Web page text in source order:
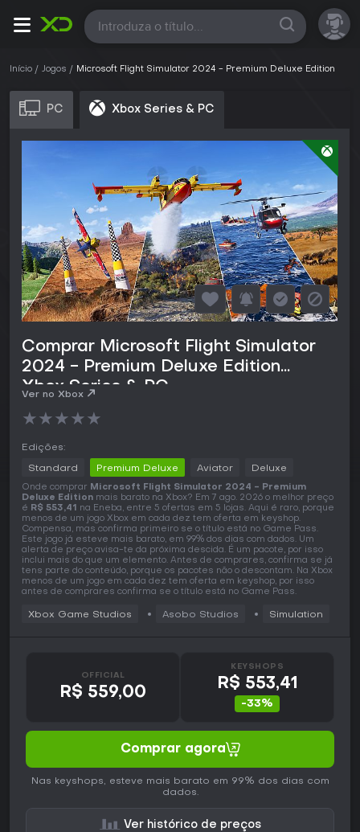
Todas
Início Jogos Microsoft Flight Simulator 2024 - Premium Deluxe Edition
PC Xbox Series & PC
Comprar Microsoft Flight Simulator
2024 - Premium Deluxe Edition
Xbox Series & PC
Ver no Xbox
★★★★★
Edições:
Standard Premium Deluxe Aviator Deluxe
Onde comprar Microsoft Flight Simulator 2024 - Premium
Deluxe Edition mais barato na Xbox? Em 7 ago. 2026 o melhor preço
é R$ 553,41 na Eneba, entre 5 ofertas em 5 lojas. Aqui é raro, porque
menos de um jogo Xbox em cada dez tem oferta em keyshop.
Compensa, mas confirma primeiro se o título está no Game Pass.
Este jogo já esteve mais barato, em 99% dos dias com dados. Um
alerta de preço avisa-te da próxima descida. É um pacote, por isso
inclui mais do que um elemento. Antes de comprares, confirma se já
tens parte do conteúdo, porque os pacotes não o descontam. Na Xbox
menos de um jogo em cada dez tem oferta em keyshop, por isso
antes de comprares confirma se o título está no Game Pass.
Xbox Game Studios Asobo Studios Simulation
OFFICIAL
R$ 559,00
KEYSHOPS
R$ 553,41
-33%
Comprar agora
Nas keyshops, esteve mais barato em 99% dos dias com
dados.
Ver histórico de preços